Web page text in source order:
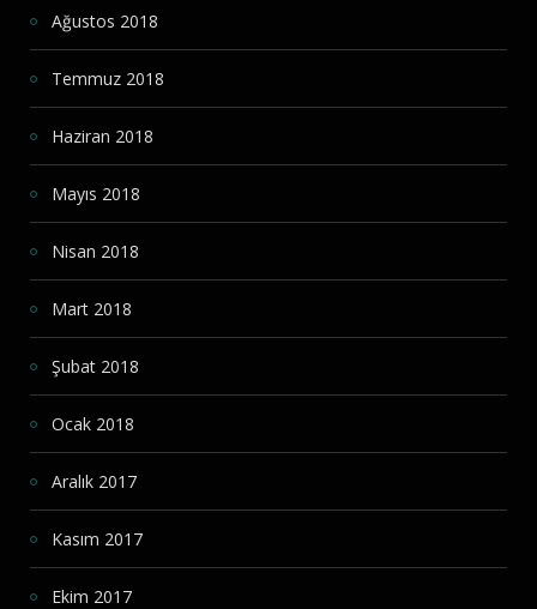
Ağustos 2018
Temmuz 2018
Haziran 2018
Mayıs 2018
Nisan 2018
Mart 2018
Şubat 2018
Ocak 2018
Aralık 2017
Kasım 2017
Ekim 2017